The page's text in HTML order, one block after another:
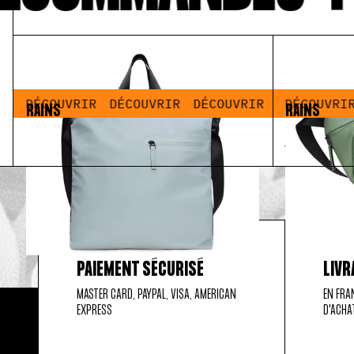
DÉCOUVRIR DÉCOUVRIR DÉCOUVRIR DÉCOUVRIR
RAINS
Dash Tote Bag Pool Blue
59,00 €
DÉCOUVRIR DÉCOUVRIR DÉCOUVRIR DÉCOUVRIR
RAINS
Bum Bag Mini
59,00 €
PAIEMENT SÉCURISÉ
MASTER CARD, PAYPAL, VISA, AMERICAN
EXPRESS
EN